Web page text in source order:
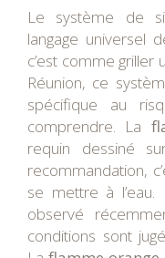
Le système de
langage universel
c’est comme griller
Réunion, ce
spécifique au
comprendre. La
requin dessiné
recommandation,
se mettre à l’eau.
observé
conditions sont